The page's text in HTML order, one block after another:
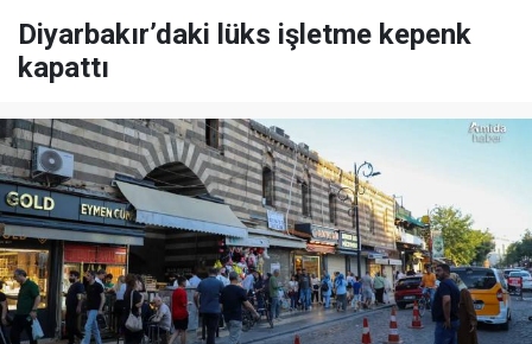
Diyarbakır’daki lüks işletme kepenk
kapattı